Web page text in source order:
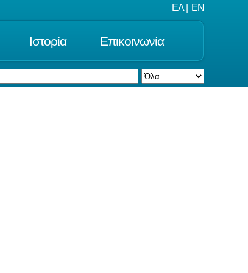
ΕΛ EN
Ιστορία Επικοινωνία